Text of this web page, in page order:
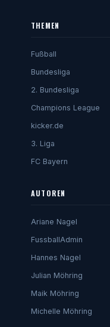
THEMEN
Fußball
Bundesliga
2. Bundesliga
Champions League
kicker.de
3. Liga
FC Bayern
AUTOREN
Ariane Nagel
FussballAdmin
Hannes Nagel
Julian Möhring
Maik Möhring
Michelle Möhring